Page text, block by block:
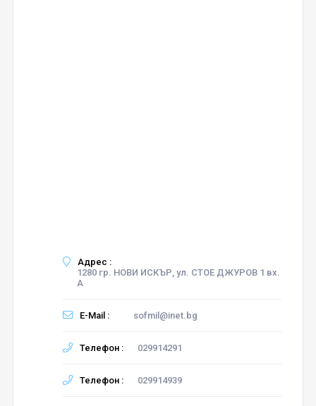
Адрес :
1280 гр. НОВИ ИСКЪР, ул. СТОЕ ДЖУРОВ 1 вх.
А
E-Mail : sofmil@inet.bg
Телефон : 029914291
Телефон : 029914939